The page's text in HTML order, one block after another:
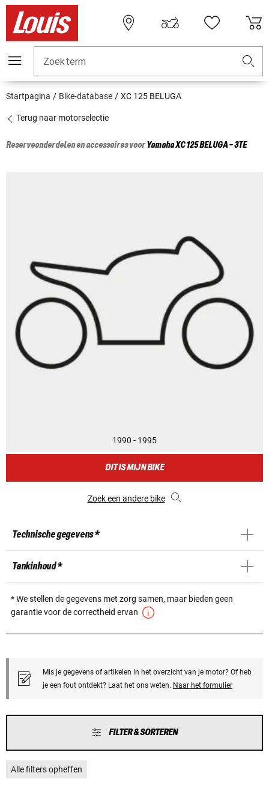
Zoekterm
Startpagina Bike-database XC 125 BELUGA
Terug naar motorselectie
Reserveonderdelen en accessoires voorYamahaXC 125 BELUGA - 3TE
1990 - 1995
DIT IS MIJN BIKE
Zoek een andere bike
Technische gegevens *
Tankinhoud *
* We stellen de gegevens met zorg samen, maar bieden geen
garantie voor de correctheid ervan
Mis je gegevens of artikelen in het overzicht van je motor? Of heb
je een fout ontdekt? Laat het ons weten. Naar het formulier
FILTER & SORTEREN
Alle filters opheffen